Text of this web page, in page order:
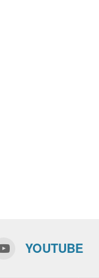
YOUTUBE